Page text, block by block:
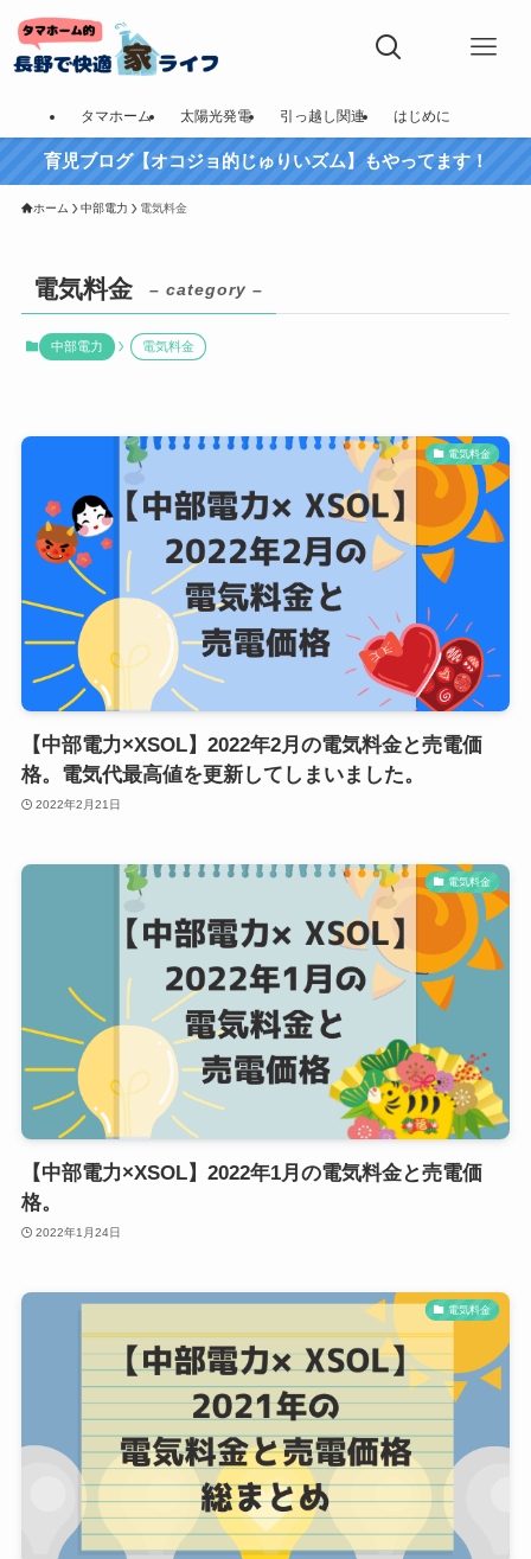
タマホーム 太陽光発電 引っ越し関連 はじめに
育児ブログ【オコジョ的じゅりいズム】もやってます！
ホーム 中部電力 電気料金
電気料金 – category –
中部電力 電気料金
電気料金
【中部電力×XSOL】2022年2月の電気料金と売電価
格。電気代最高値を更新してしまいました。
2022年2月21日
電気料金
【中部電力×XSOL】2022年1月の電気料金と売電価
格。
2022年1月24日
電気料金